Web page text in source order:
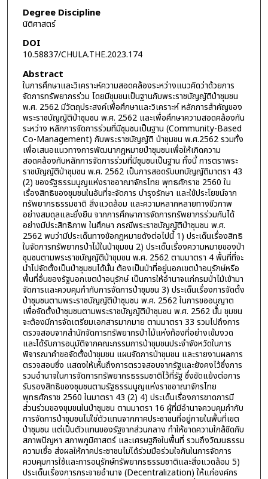
Degree Discipline
นิติศาสตร์
DOI
10.58837/CHULA.THE.2023.174
Abstract
ในการศึกษาและวิเคราะห์ความสอดคล้องระหว่างแนวคิดว่าด้วยการ
จัดการทรัพยากรร่วม โดยมีชุมชนเป็นฐานกับพระราชบัญญัติป่าชุมชน
พ.ศ. 2562 มีวัตถุประสงค์เพื่อศึกษาและวิเคราะห์ หลักการสำคัญของ
พระราชบัญญัติป่าชุมชน พ.ศ. 2562 และเพื่อศึกษาความสอดคล้องกัน
ระหว่าง หลักการจัดการร่วมที่มีชุมชนเป็นฐาน (Community-Based
Co-Management) กับพระราชบัญญัติ ป่าชุมชน พ.ศ.2562 รวมทั้ง
เพื่อเสนอแนวทางการพัฒนากฎหมายป่าชุมชนเพื่อให้เกิดความ
สอดคล้องกับหลักการจัดการร่วมที่มีชุมชนเป็นฐาน ทั้งนี้ การตราพระ
ราชบัญญัติป่าชุมชน พ.ศ. 2562 เป็นการสอดรับบทบัญญัติมาตรา 43
(2) ของรัฐธรรมนูญแห่งราชอาณาจักรไทย พุทธศักราช 2560 ใน
เรื่องสิทธิของชุมชนในอันที่จะจัดการ บำรุงรักษา และใช้ประโยชน์จาก
ทรัพยากรธรรมชาติ สิ่งแวดล้อม และความหลากหลายทางชีวภาพ
อย่างสมดุลและยั่งยืน จากการศึกษาการจัดการทรัพยากรร่วมกันได้
อย่างมีประสิทธิภาพ ในศึกษา กรณีพระราชบัญญัติป่าชุมชน พ.ศ.
2562 พบว่ามีประเด็นทางข้อกฎหมายดังต่อไปนี้ 1) ประเด็นเรื่องสิทธิ
ในจัดการทรัพยากรป่าไม้ในป่าชุมชน 2) ประเด็นเรื่องความหมายของป่า
ชุมชนตามพระราชบัญญัติป่าชุมชน พ.ศ. 2562 ตามมาตรา 4 พื้นที่ที่จะ
นำไปจัดตั้งเป็นป่าชุมชนได้นั้น ต้องเป็นป่าที่อยู่นอกเขตป่าอนุรักษ์หรือ
พื้นที่อื่นของรัฐนอกเขตป่าอนุรักษ์ เป็นการให้อำนาจแก่กรมป่าไม้เข้ามา
จัดการและควบคุมกำกับการจัดการป่าชุมชน 3) ประเด็นเรื่องการจัดตั้ง
ป่าชุมชนตามพระราชบัญญัติป่าชุมชน พ.ศ. 2562 ในการขออนุญาต
เพื่อจัดตั้งป่าชุมชนตามพระราชบัญญัติป่าชุมชน พ.ศ. 2562 นั้น ชุมชน
จะต้องมีการจัดเตรียมเอกสารมากมาย ตามมาตรา 33 รวมไปถึงการ
ตรวจสอบจากสำนักจัดการทรัพยากรป่าไม้แห่งท้องที่อย่างเข้มงวด
และได้รับการอนุมัติจากคณะกรรมการป่าชุมชนประจำจังหวัดในการ
พิจารณาคำขอจัดตั้งป่าชุมชน แผนจัดการป่าชุมชน และรายงานผลการ
ตรวจสอบซึ่ง แสดงให้เห็นถึงการตรวจสอบจากรัฐและยังคงไว้ซึ่งการ
รวมอำนาจในการจัดการทรัพยากรธรรมชาติไว้ที่รัฐ ซึ่งขัดแย้งต่อการ
รับรองสิทธิของชุมชนตามรัฐธรรมนูญแห่งราชอาณาจักรไทย
พุทธศักราช 2560 ในมาตรา 43 (2) 4) ประเด็นเรื่องการขาดการมี
ส่วนร่วมของชุมชนในป่าชุมชน ตามมาตรา 16 ผู้ที่มีอำนาจควบคุมกำกับ
การจัดการป่าชุมชนไม่ใช่ตัวแทนจากภาคประชาชนที่อยู่ภายในพื้นที่เขต
ป่าชุมชน แต่เป็นตัวแทนของรัฐจากส่วนกลาง ทำให้ขาดความใกล้ชิดกับ
สภาพปัญหา สภาพภูมิศาสตร์ และเศรษฐกิจในพื้นที่ รวมถึงวัฒนธรรม
ความเชื่อ ส่งผลให้ภาคประชาชนไม่ได้ร่วมมือร่วมใจกันในการจัดการ
ควบคุมการใช้และการอนุรักษ์ทรัพยากรธรรมชาติและสิ่งแวดล้อม 5)
ประเด็นเรื่องการกระจายอำนาจ (Decentralization) ให้แก่องค์กร